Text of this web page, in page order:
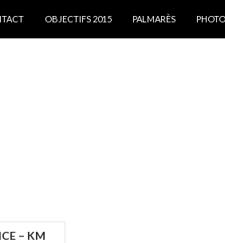
OBJECTIFS 2015 PALMARÈS
– KM